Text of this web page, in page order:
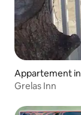
Appartement
Grelas Inn